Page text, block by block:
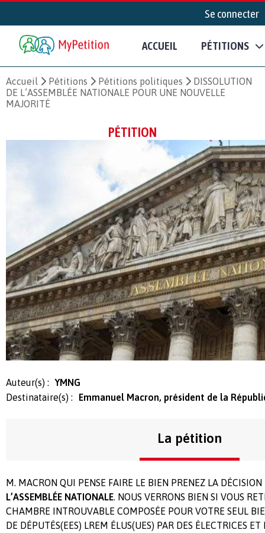
Se connecter
ACCUEIL PÉTITIONS
Accueil Pétitions Pétitions politiques
DISSOLUTION
DE L’ASSEMBLÉE NATIONALE POUR UNE NOUVELLE
MAJORITÉ
PÉTITION
Auteur(s) :
YMNG
Destinataire(s) :
Emmanuel Macron, président de la
La pétition
M. MACRON QUI PENSE FAIRE LE BIEN PRENEZ LA
L’ASSEMBLÉE NATIONALE. NOUS VERRONS BIEN SI VOUS
CHAMBRE INTROUVABLE COMPOSÉE POUR VOTRE SEUL
DE DÉPUTÉS(EES) LREM ÉLUS(UES) PAR DES ÉLECTRICES ET